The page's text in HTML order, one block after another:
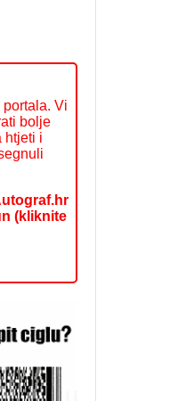
Vi
bolje
htjeti i
(kliknite